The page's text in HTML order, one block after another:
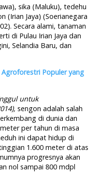
sika (Maluku), tedehu
(Irian Jaya) (Soerianegara
Secara alami, tanaman
di Pulau Irian Jaya dan
Selandia Baru, dan
Populer yang
untuk
,sengon adalah salah
di dunia dan
per tahun di masa
ini dapat hidup di
1.600 meter di atas
progresnya akan
nol sampai 800 mdpl